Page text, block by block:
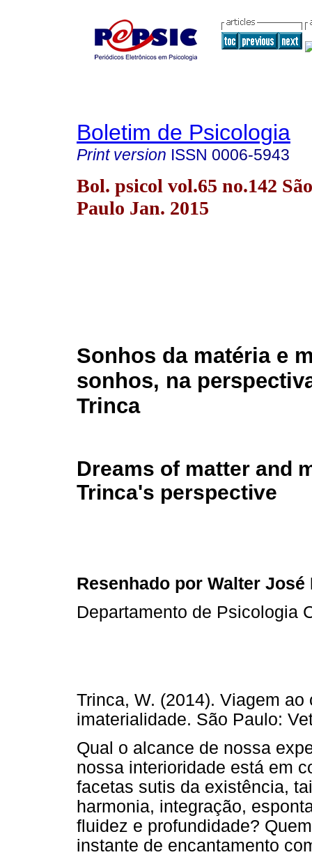
Boletim de Psicologia
Print version ISSN 0006-5943
Bol. psicol vol.65 no.142 São
Paulo Jan. 2015
Sonhos da matéria e
sonhos, na
Trinca
Dreams of matter and
Trinca's perspective
Resenhado por Walter
Departamento de Psicologia
Trinca, W. (2014). Viagem
imaterialidade. São Paulo:
Qual o alcance de nossa
nossa interioridade está em
facetas sutis da existência,
harmonia, integração,
fluidez e profundidade?
instante de encantamento